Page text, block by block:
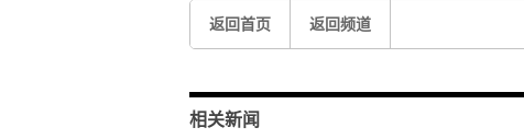
返回首页 返回频道
相关新闻